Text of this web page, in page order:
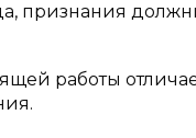
признания
работы